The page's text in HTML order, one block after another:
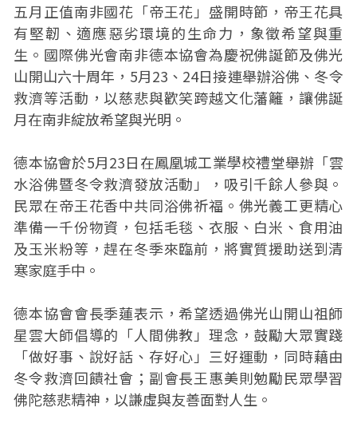
五月正值南非國花「帝王花」盛開時節，帝王花具
有堅韌、適應惡劣環境的生命力，象徵希望與重
生。國際佛光會南非德本協會為慶祝佛誕節及佛光
山開山六十周年，5月23、24日接連舉辦浴佛、冬令
救濟等活動，以慈悲與歡笑跨越文化藩籬，讓佛誕
月在南非綻放希望與光明。
德本協會於5月23日在鳳凰城工業學校禮堂舉辦「雲
水浴佛暨冬令救濟發放活動」，吸引千餘人參與。
民眾在帝王花香中共同浴佛祈福。佛光義工更精心
準備一千份物資，包括毛毯、衣服、白米、食用油
及玉米粉等，趕在冬季來臨前，將實質援助送到清
寒家庭手中。
德本協會會長季蓮表示，希望透過佛光山開山祖師
星雲大師倡導的「人間佛教」理念，鼓勵大眾實踐
「做好事、說好話、存好心」三好運動，同時藉由
冬令救濟回饋社會；副會長王惠美則勉勵民眾學習
佛陀慈悲精神，以謙虛與友善面對人生。